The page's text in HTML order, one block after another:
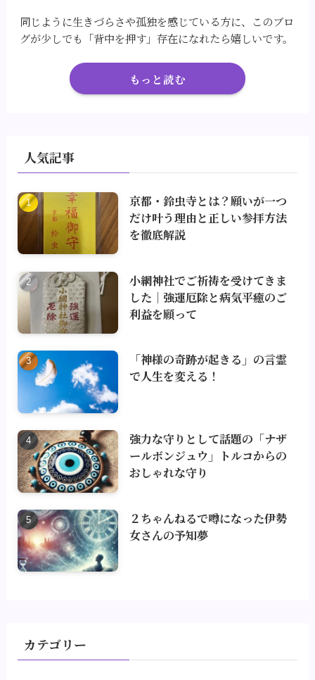
同じように生きづらさや孤独を感じている方に、このブロ
グが少しでも「背中を押す」存在になれたら嬉しいです。
もっと読む
人気記事
京都・鈴虫寺とは？願いが一つ
だけ叶う理由と正しい参拝方法
を徹底解説
小網神社でご祈祷を受けてきま
した｜強運厄除と病気平癒のご
利益を願って
「神様の奇跡が起きる」の言霊
で人生を変える！
強力な守りとして話題の「ナザ
ールボンジュウ」トルコからの
おしゃれな守り
２ちゃんねるで噂になった伊勢
女さんの予知夢
カテゴリー